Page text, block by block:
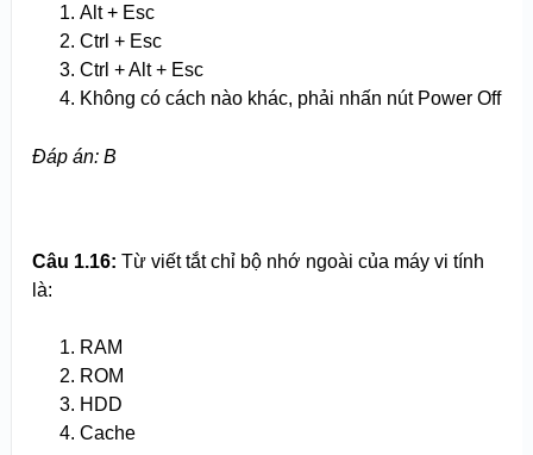
Alt + Esc
Ctrl + Esc
Ctrl + Alt + Esc
Không có cách nào khác, phải nhấn nút Power Off
Đáp án: B
Câu 1.16: Từ viết tắt chỉ bộ nhớ ngoài của máy vi tính
là:
RAM
ROM
HDD
Cache